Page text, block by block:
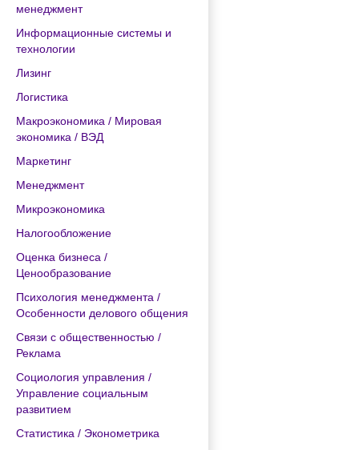
менеджмент
Информационные системы и
технологии
Лизинг
Логистика
Макроэкономика / Мировая
экономика / ВЭД
Маркетинг
Менеджмент
Микроэкономика
Налогообложение
Оценка бизнеса /
Ценообразование
Психология менеджмента /
Особенности делового общения
Связи с общественностью /
Реклама
Социология управления /
Управление социальным
развитием
Статистика / Эконометрика